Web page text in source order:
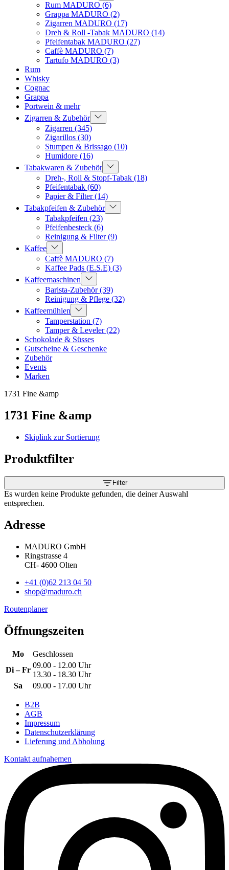
Rum MADURO (6)
Grappa MADURO (2)
Zigarren MADURO (17)
Dreh & Roll -Tabak MADURO (14)
Pfeifentabak MADURO (27)
Caffè MADURO (7)
Tartufo MADURO (3)
Rum
Whisky
Cognac
Grappa
Portwein & mehr
Zigarren & Zubehör
Zigarren (345)
Zigarillos (30)
Stumpen & Brissago (10)
Humidore (16)
Tabakwaren & Zubehör
Dreh-, Roll & Stopf-Tabak (18)
Pfeifentabak (60)
Papier & Filter(14)
Tabakpfeifen & Zubehör
Tabakpfeifen (23)
Pfeifenbesteck (6)
Reinigung & Filter(9)
Kaffee
Caffè MADURO (7)
Kaffee Pads (E.S.E) (3)
Kaffeemaschinen
Barista-Zubehör(39)
Reinigung & Pflege (32)
Kaffeemühlen
Tamperstation (7)
Tamper & Leveler(22)
Schokolade & Süsses
Gutscheine & Geschenke
Zubehör
Events
Marken
1731 Fine &amp
1731 Fine &amp
Skiplink zur Sortierung
Produktfilter
Filter
Es wurden keine Produkte gefunden, die deiner Auswahl
entsprechen.
Adresse
MADURO GmbH
Ringstrasse 4
CH- 4600 Olten
+41 (0)62 213 04 50
shop@maduro.ch
Routenplaner
Öffnungszeiten
Mo
Geschlossen
Di – Fr
09.00 - 12.00 Uhr
13.30 - 18.30 Uhr
Sa
09.00 - 17.00 Uhr
B2B
AGB
Impressum
Datenschutzerklärung
Lieferung und Abholung
Kontakt aufnahemen